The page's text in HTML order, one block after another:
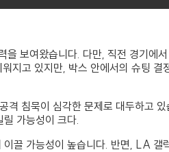
보여왔습니다. 다만, 직전 경기
지고 있지만, 박스 안에서의 슈팅
침묵이 심각한 문제로 대두하고
가능성이 크다.
끌 가능성이 높습니다. 반면, LA